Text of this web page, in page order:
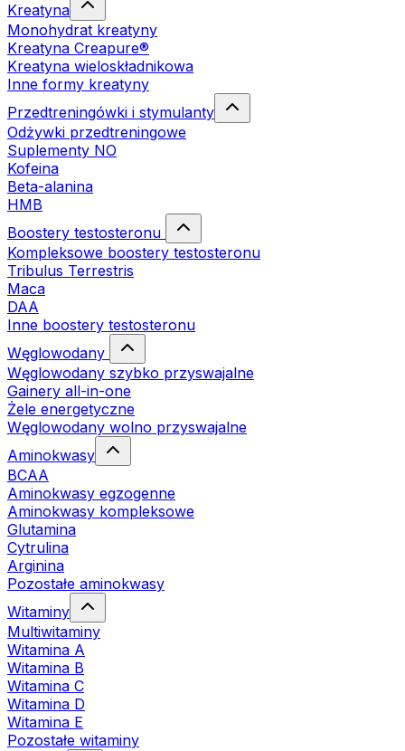
Kreatyna
Monohydrat kreatyny
Kreatyna Creapure®
Kreatyna wieloskładnikowa
Inne formy kreatyny
Przedtreningówki i stymulanty
Odżywki przedtreningowe
Suplementy NO
Kofeina
Beta-alanina
HMB
Boostery testosteronu
Kompleksowe boostery testosteronu
Tribulus Terrestris
Maca
DAA
Inne boostery testosteronu
Węglowodany
Węglowodany szybko przyswajalne
Gainery all-in-one
Żele energetyczne
Węglowodany wolno przyswajalne
Aminokwasy
BCAA
Aminokwasy egzogenne
Aminokwasy kompleksowe
Glutamina
Cytrulina
Arginina
Pozostałe aminokwasy
Witaminy
Multiwitaminy
Witamina A
Witamina B
Witamina C
Witamina D
Witamina E
Pozostałe witaminy